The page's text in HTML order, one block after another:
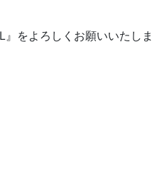
をよろしくお願いいたしま